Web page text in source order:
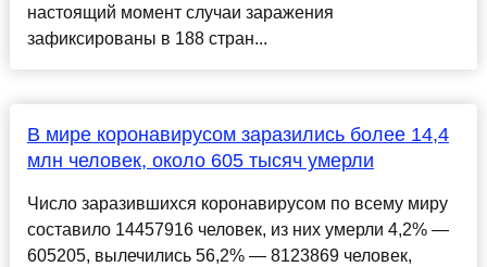
настоящий момент случаи заражения
зафиксированы в 188 стран...
В мире коронавирусом заразились более 14,4
млн человек, около 605 тысяч умерли
Число заразившихся коронавирусом по всему миру
составило 14457916 человек, из них умерли 4,2% —
605205, вылечились 56,2% — 8123869 человек,